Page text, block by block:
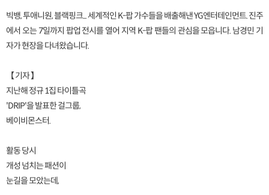
빅뱅, 투애니원, 블랙핑크... 세계적인 K-팝 가수들을 배출해낸 YG엔터테인먼트. 진주
에서 오는 7일까지 팝업 전시를 열어 지역 K-팝 팬들의 관심을 모읍니다. 남경민 기
자가 현장을 다녀왔습니다.
【 기자 】
지난해 정규 1집 타이틀곡
'DRIP'을 발표한 걸그룹,
베이비몬스터.
활동 당시
개성 넘치는 패션이
눈길을 모았는데,